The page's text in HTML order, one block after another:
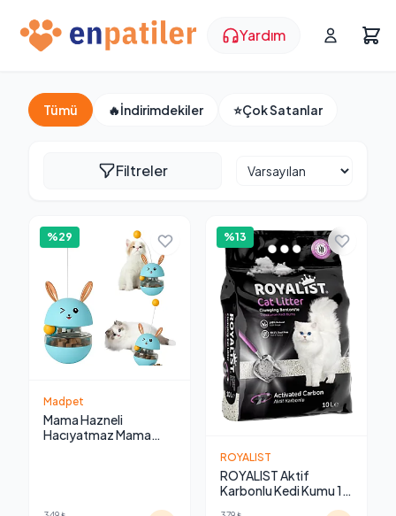
Yardım
Tüm Ürünler
Tümü 🔥İndirimdekiler ⭐Çok Satanlar
Filtreler
%29
Madpet
Mama Hazneli
Hacıyatmaz Mama
%13
ROYALIST
ROYALIST Aktif
Karbonlu Kedi Kumu 10